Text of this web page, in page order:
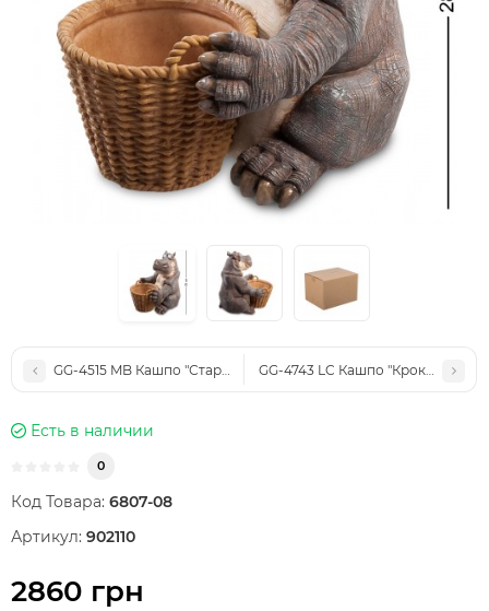
GG-4515 MB Кашпо "Старый Башмак" (Sealmark)
GG-4743 LC Кашпо "Крокодил с
Есть в наличии
0
Код Товара: 6807-08
Артикул: 902110
2860 грн